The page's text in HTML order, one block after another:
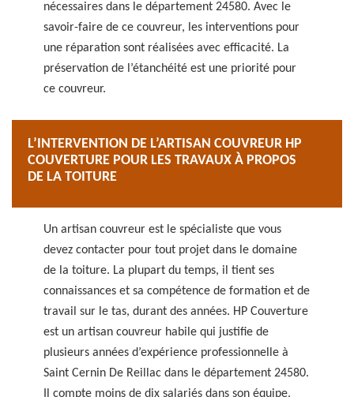
nécessaires dans le département 24580. Avec le
savoir-faire de ce couvreur, les interventions pour
une réparation sont réalisées avec efficacité. La
préservation de l’étanchéité est une priorité pour
ce couvreur.
L’INTERVENTION DE L’ARTISAN COUVREUR HP
COUVERTURE POUR LES TRAVAUX À PROPOS
DE LA TOITURE
Un artisan couvreur est le spécialiste que vous
devez contacter pour tout projet dans le domaine
de la toiture. La plupart du temps, il tient ses
connaissances et sa compétence de formation et de
travail sur le tas, durant des années. HP Couverture
est un artisan couvreur habile qui justifie de
plusieurs années d’expérience professionnelle à
Saint Cernin De Reillac dans le département 24580.
Il compte moins de dix salariés dans son équipe,